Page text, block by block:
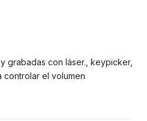
grabadas con láser., keypicker,
controlar el volumen